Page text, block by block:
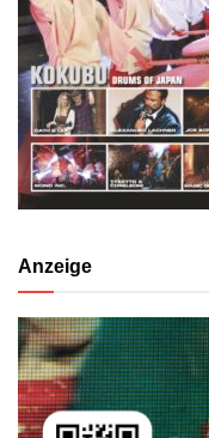
Anzeige